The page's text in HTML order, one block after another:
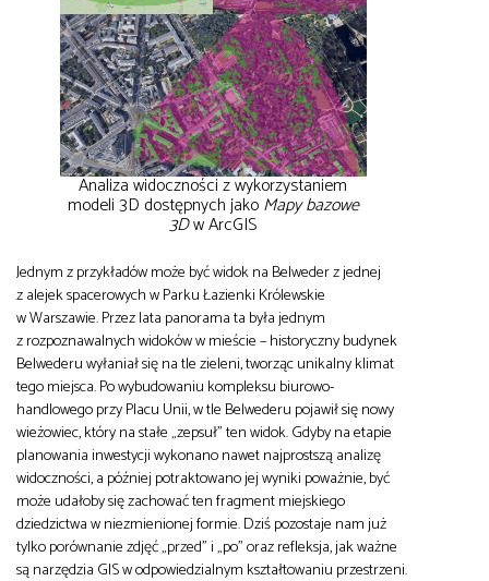
Analiza widoczności z wykorzystaniem
modeli 3D dostępnych jakoMapy bazowe
3Dw ArcGIS
Jednym z przykładów może być widok na Belweder z jednej
z alejek spacerowych w Parku Łazienki Królewskie
w Warszawie. Przez lata panorama ta była jednym
z rozpoznawalnych widoków w mieście – historyczny budynek
Belwederu wyłaniał się na tle zieleni, tworząc unikalny klimat
tego miejsca. Po wybudowaniu kompleksu biurowo-
handlowego przy Placu Unii, w tle Belwederu pojawił się nowy
wieżowiec, który na stałe „zepsuł” ten widok. Gdyby na etapie
planowania inwestycji wykonano nawet najprostszą analizę
widoczności, a później potraktowano jej wyniki poważnie, być
może udałoby się zachować ten fragment miejskiego
dziedzictwa w niezmienionej formie. Dziś pozostaje nam już
tylko porównanie zdjęć „przed” i „po” oraz refleksja, jak ważne
są narzędzia GIS w odpowiedzialnym kształtowaniu przestrzeni.